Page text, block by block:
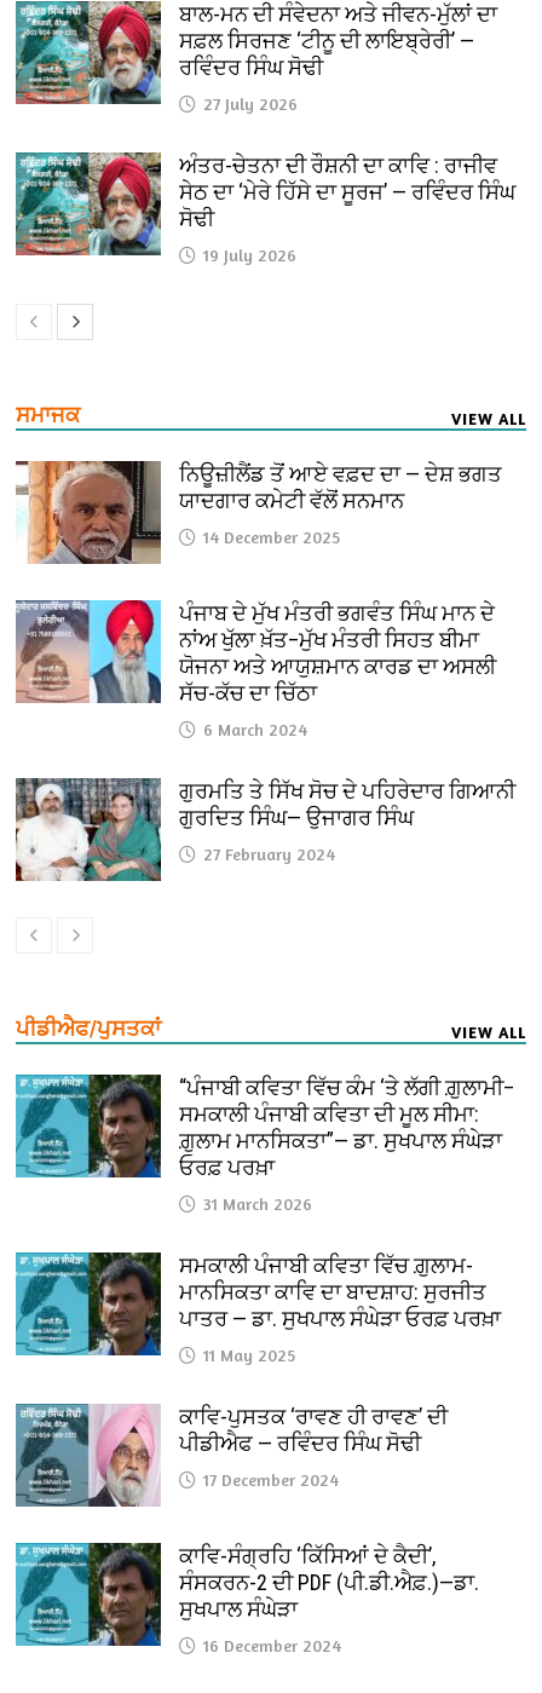
ਬਾਲ-ਮਨ ਦੀ ਸੰਵੇਦਨਾ ਅਤੇ ਜੀਵਨ-ਮੁੱਲਾਂ ਦਾ
ਸਫ਼ਲ ਸਿਰਜਣ ‘ਟੀਨੂ ਦੀ ਲਾਇਬ੍ਰੇਰੀ’ —
ਰਵਿੰਦਰ ਸਿੰਘ ਸੋਢੀ
27 July 2026
ਅੰਤਰ-ਚੇਤਨਾ ਦੀ ਰੌਸ਼ਨੀ ਦਾ ਕਾਵਿ : ਰਾਜੀਵ
ਸੇਠ ਦਾ ‘ਮੇਰੇ ਹਿੱਸੇ ਦਾ ਸੂਰਜ’ — ਰਵਿੰਦਰ ਸਿੰਘ
ਸੋਢੀ
19 July 2026
ਸਮਾਜਕ VIEW ALL
ਨਿਊਜ਼ੀਲੈਂਡ ਤੋਂ ਆਏ ਵਫ਼ਦ ਦਾ — ਦੇਸ਼ ਭਗਤ
ਯਾਦਗਾਰ ਕਮੇਟੀ ਵੱਲੋਂ ਸਨਮਾਨ
14 December 2025
ਪੰਜਾਬ ਦੇ ਮੁੱਖ ਮੰਤਰੀ ਭਗਵੰਤ ਸਿੰਘ ਮਾਨ ਦੇ
ਨਾਂਅ ਖੁੱਲਾ ਖ਼ੱਤ–ਮੁੱਖ ਮੰਤਰੀ ਸਿਹਤ ਬੀਮਾ
ਯੋਜਨਾ ਅਤੇ ਆਯੁਸ਼ਮਾਨ ਕਾਰਡ ਦਾ ਅਸਲੀ
ਸੱਚ-ਕੱਚ ਦਾ ਚਿੱਠਾ
6 March 2024
ਗੁਰਮਤਿ ਤੇ ਸਿੱਖ ਸੋਚ ਦੇ ਪਹਿਰੇਦਾਰ ਗਿਆਨੀ
ਗੁਰਦਿਤ ਸਿੰਘ— ਉਜਾਗਰ ਸਿੰਘ
27 February 2024
ਪੀਡੀਐਫ/ਪੁਸਤਕਾਂ VIEW ALL
“ਪੰਜਾਬੀ ਕਵਿਤਾ ਵਿੱਚ ਕੰਮ ‘ਤੇ ਲੱਗੀ ਗ਼ੁਲਾਮੀ–
ਸਮਕਾਲੀ ਪੰਜਾਬੀ ਕਵਿਤਾ ਦੀ ਮੂਲ ਸੀਮਾ:
ਗ਼ੁਲਾਮ ਮਾਨਸਿਕਤਾ”— ਡਾ. ਸੁਖਪਾਲ ਸੰਘੇੜਾ
ਓਰਫ਼ ਪਰਖ਼ਾ
31 March 2026
ਸਮਕਾਲੀ ਪੰਜਾਬੀ ਕਵਿਤਾ ਵਿੱਚ ਗ਼ੁਲਾਮ-
ਮਾਨਸਿਕਤਾ ਕਾਵਿ ਦਾ ਬਾਦਸ਼ਾਹ: ਸੁਰਜੀਤ
ਪਾਤਰ — ਡਾ. ਸੁਖਪਾਲ ਸੰਘੇੜਾ ਓਰਫ਼ ਪਰਖ਼ਾ
11 May 2025
ਕਾਵਿ-ਪੁਸਤਕ ‘ਰਾਵਣ ਹੀ ਰਾਵਣ’ ਦੀ
ਪੀਡੀਐਫ — ਰਵਿੰਦਰ ਸਿੰਘ ਸੋਢੀ
17 December 2024
ਕਾਵਿ-ਸੰਗ੍ਰਹਿ ‘ਕਿੱਸਿਆਂ ਦੇ ਕੈਦੀ’,
ਸੰਸਕਰਨ-2 ਦੀ PDF (ਪੀ.ਡੀ.ਐਫ਼.)—ਡਾ.
ਸੁਖਪਾਲ ਸੰਘੇੜਾ
16 December 2024